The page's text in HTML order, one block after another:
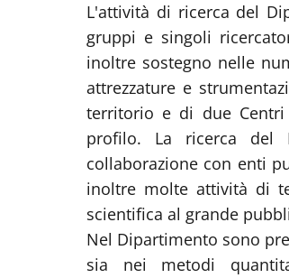
L'attività di ricerca del
gruppi e singoli
inoltre sostegno nelle
attrezzature e
territorio e di due Centri
profilo. La ricerca del
collaborazione con enti
inoltre molte attività di
scientifica al grande
Nel Dipartimento sono
sia nei metodi